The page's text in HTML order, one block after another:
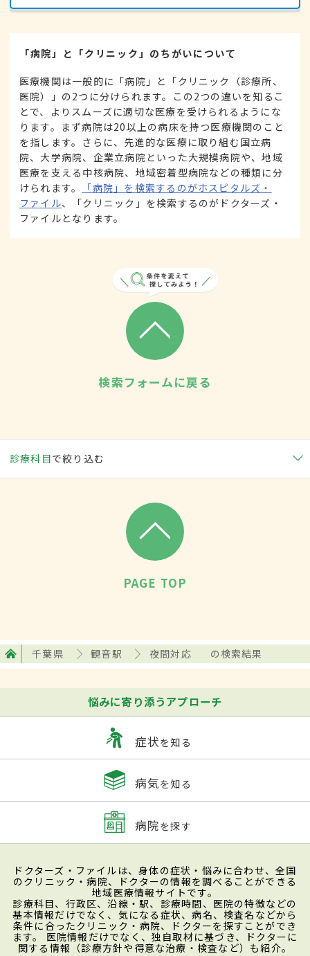
「病院」と「クリニック」のちがいについて
医療機関は一般的に「病院」と「クリニック（診療所、
医院）」の2つに分けられます。この2つの違いを知るこ
とで、よりスムーズに適切な医療を受けられるようにな
ります。まず病院は20以上の病床を持つ医療機関のこと
を指します。さらに、先進的な医療に取り組む国立病
院、大学病院、企業立病院といった大規模病院や、地域
医療を支える中核病院、地域密着型病院などの種類に分
けられます。
「病院」を検索するのがホスピタルズ・
ファイル、「クリニック」を検索するのがドクターズ・
ファイルとなります。
検索フォームに戻る
診療科目で絞り込む
PAGE TOP
千葉県 観音駅 夜間対応 の検索結果
悩みに寄り添うアプローチ
症状を知る
病気を知る
病院を探す
ドクターズ・ファイルは、身体の症状・悩みに合わせ、全国
のクリニック・病院、ドクターの情報を調べることができる
地域医療情報サイトです。
診療科目、行政区、沿線・駅、診療時間、医院の特徴などの
基本情報だけでなく、気になる症状、病名、検査名などから
条件に合ったクリニック・病院、ドクターを探すことができ
ます。 医院情報だけでなく、独自取材に基づき、ドクターに
関する情報（診療方針や得意な治療・検査など）も紹介。